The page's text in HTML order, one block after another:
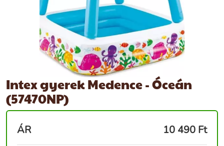
Intex gyerek Medence - Óceán
(57470NP)
ÁR 10 490 Ft